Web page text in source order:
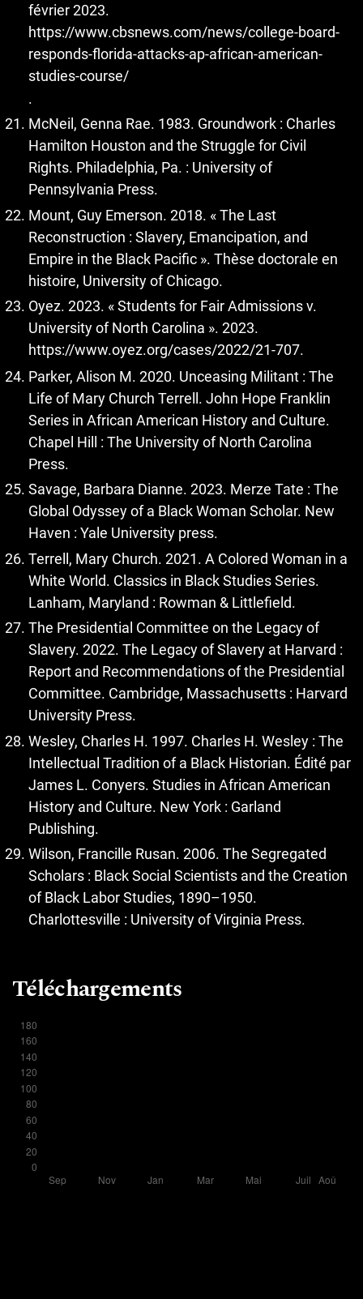
février 2023.
https://www.cbsnews.com/news/college-board-
responds-florida-attacks-ap-african-american-
studies-course/
.
McNeil, Genna Rae. 1983. Groundwork : Charles
Hamilton Houston and the Struggle for Civil
Rights. Philadelphia, Pa. : University of
Pennsylvania Press.
Mount, Guy Emerson. 2018. « The Last
Reconstruction : Slavery, Emancipation, and
Empire in the Black Pacific ». Thèse doctorale en
histoire, University of Chicago.
Oyez. 2023. « Students for Fair Admissions v.
University of North Carolina ». 2023.
https://www.oyez.org/cases/2022/21-707.
Parker, Alison M. 2020. Unceasing Militant : The
Life of Mary Church Terrell. John Hope Franklin
Series in African American History and Culture.
Chapel Hill : The University of North Carolina
Press.
Savage, Barbara Dianne. 2023. Merze Tate : The
Global Odyssey of a Black Woman Scholar. New
Haven : Yale University press.
Terrell, Mary Church. 2021. A Colored Woman in a
White World. Classics in Black Studies Series.
Lanham, Maryland : Rowman & Littlefield.
The Presidential Committee on the Legacy of
Slavery. 2022. The Legacy of Slavery at Harvard :
Report and Recommendations of the Presidential
Committee. Cambridge, Massachusetts : Harvard
University Press.
Wesley, Charles H. 1997. Charles H. Wesley : The
Intellectual Tradition of a Black Historian. Édité par
James L. Conyers. Studies in African American
History and Culture. New York : Garland
Publishing.
Wilson, Francille Rusan. 2006. The Segregated
Scholars : Black Social Scientists and the Creation
of Black Labor Studies, 1890–1950.
Charlottesville : University of Virginia Press.
Téléchargements